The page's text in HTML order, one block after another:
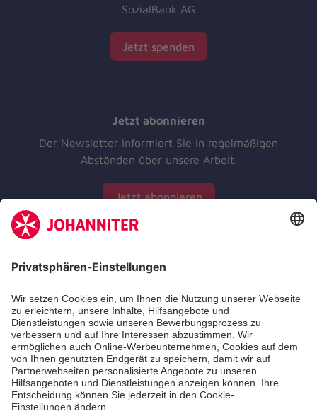
SozialBank AG
Jetzt spenden
Jetzt abonnieren
Der Newsletter informiert Sie in regelmäßigen
Abständen über unsere Arbeit.
Jetzt abonnieren
Über uns
Unsere Themen